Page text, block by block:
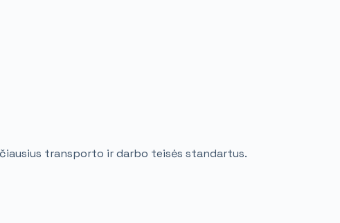
transporto ir darbo teisės standartus.